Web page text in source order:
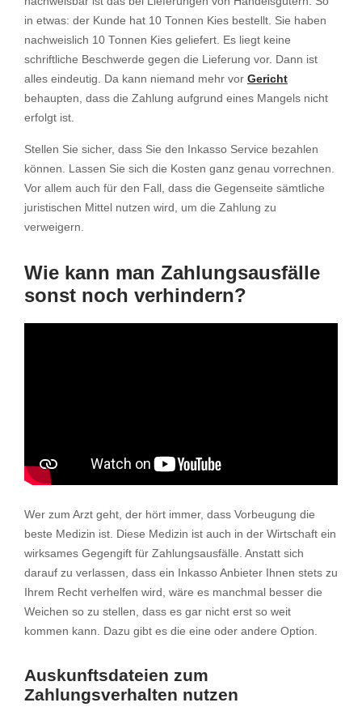
in etwas: der Kunde hat 10 Tonnen Kies bestellt. Sie haben
nachweislich 10 Tonnen Kies geliefert. Es liegt keine
schriftliche Beschwerde gegen die Lieferung vor. Dann ist
alles eindeutig. Da kann niemand mehr vor Gericht
behaupten, dass die Zahlung aufgrund eines Mangels nicht
erfolgt ist.
Stellen Sie sicher, dass Sie den Inkasso Service bezahlen
können. Lassen Sie sich die Kosten ganz genau vorrechnen.
Vor allem auch für den Fall, dass die Gegenseite sämtliche
juristischen Mittel nutzen wird, um die Zahlung zu
verweigern.
Wie kann man Zahlungsausfälle
sonst noch verhindern?
Wer zum Arzt geht, der hört immer, dass Vorbeugung die
beste Medizin ist. Diese Medizin ist auch in der Wirtschaft ein
wirksames Gegengift für Zahlungsausfälle. Anstatt sich
darauf zu verlassen, dass ein Inkasso Anbieter Ihnen stets zu
Ihrem Recht verhelfen wird, wäre es manchmal besser die
Weichen so zu stellen, dass es gar nicht erst so weit
kommen kann. Dazu gibt es die eine oder andere Option.
Auskunftsdateien zum
Zahlungsverhalten nutzen